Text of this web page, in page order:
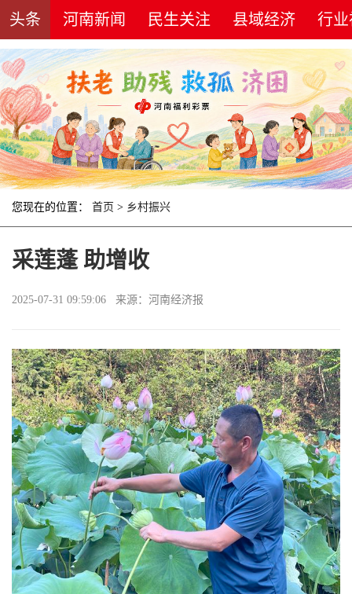
头条 河南新闻 民生关注 县域经济 行
您现在的位置： 首页 > 乡村振兴
采莲蓬 助增收
2025-07-31 09:59:06 来源：河南经济报